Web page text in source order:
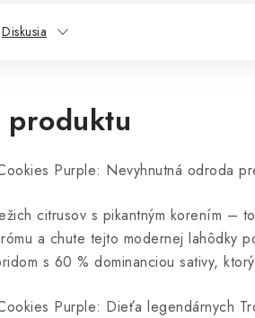
Diskusia
produktu
Purple: Nevyhnutná odroda
citrusov s pikantným korením –
a chute tejto modernej lahôdky
s 60 % dominanciou sativy,
Purple: Dieťa legendárnych